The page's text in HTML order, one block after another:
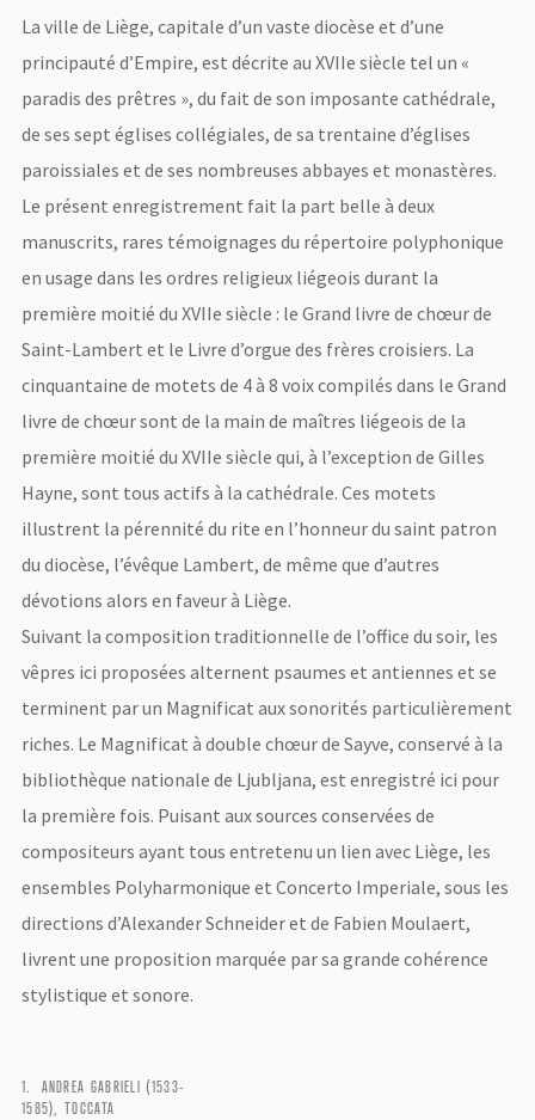
La ville de Liège, capitale d’un vaste diocèse et d’une
principauté d’Empire, est décrite au XVIIe siècle tel un «
paradis des prêtres », du fait de son imposante cathédrale,
de ses sept églises collégiales, de sa trentaine d’églises
paroissiales et de ses nombreuses abbayes et monastères.
Le présent enregistrement fait la part belle à deux
manuscrits, rares témoignages du répertoire polyphonique
en usage dans les ordres religieux liégeois durant la
première moitié du XVIIe siècle : le Grand livre de chœur de
Saint-Lambert et le Livre d’orgue des frères croisiers. La
cinquantaine de motets de 4 à 8 voix compilés dans le Grand
livre de chœur sont de la main de maîtres liégeois de la
première moitié du XVIIe siècle qui, à l’exception de Gilles
Hayne, sont tous actifs à la cathédrale. Ces motets
illustrent la pérennité du rite en l’honneur du saint patron
du diocèse, l’évêque Lambert, de même que d’autres
dévotions alors en faveur à Liège.
Suivant la composition traditionnelle de l’office du soir, les
vêpres ici proposées alternent psaumes et antiennes et se
terminent par un Magnificat aux sonorités particulièrement
riches. Le Magnificat à double chœur de Sayve, conservé à la
bibliothèque nationale de Ljubljana, est enregistré ici pour
la première fois. Puisant aux sources conservées de
compositeurs ayant tous entretenu un lien avec Liège, les
ensembles Polyharmonique et Concerto Imperiale, sous les
directions d’Alexander Schneider et de Fabien Moulaert,
livrent une proposition marquée par sa grande cohérence
stylistique et sonore.
ANDREA GABRIELI (1533-
1585), TOCCATA